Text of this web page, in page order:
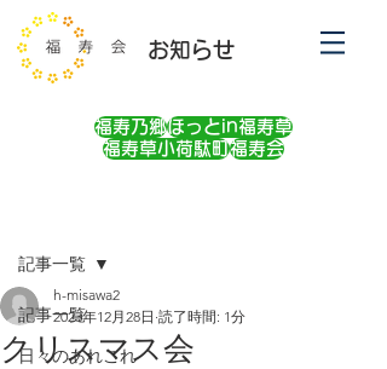
お知らせ
福寿乃郷ほっとin福寿草
福寿草小荷駄町福寿会
記事一覧
日々のあれこれ
記事一覧
クリスマス会
h-misawa2
2023年12月28日 読了時間: 1分